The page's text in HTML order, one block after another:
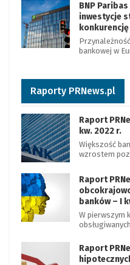
BNP
inwestycje
konkurencję
bankowej w
Raporty PRNews.pl
Raport
kw. 2022 r.
Większość
wzrostem
Raport
banków – I
W pierwszym
Raport